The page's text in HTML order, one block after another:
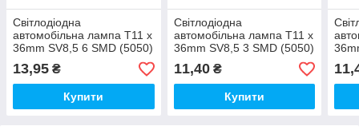
Світлодіодна
автомобільна лампа T11 x
36mm SV8,5 6 SMD (5050)
12V WHITE
13,95 ₴
Купити
Світлодіодна
автомобільна лампа T11 x
36mm SV8,5 3 SMD (5050)
24V WHITE
11,40₴
Купити
12V